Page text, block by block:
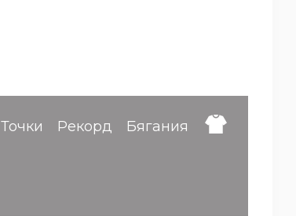
Точки Рекорд Бягания